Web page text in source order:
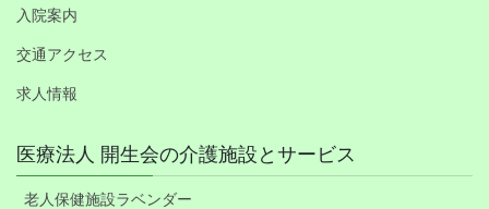
入院案内
交通アクセス
求人情報
医療法人 開生会の介護施設とサービス
老人保健施設ラベンダー